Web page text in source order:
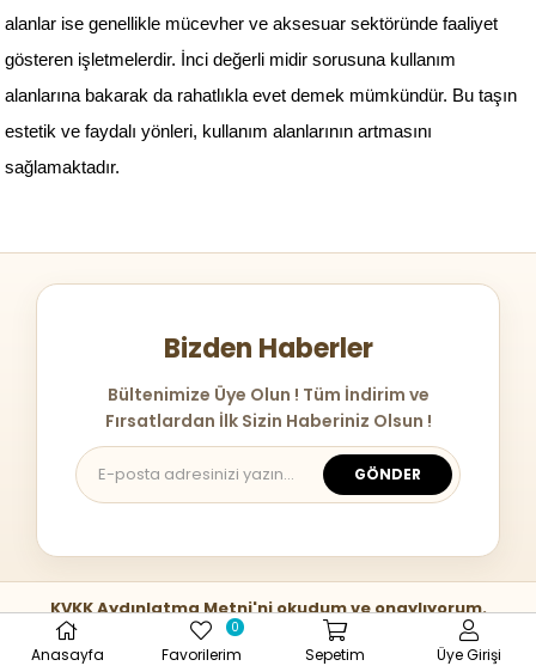
alanlar ise genellikle mücevher ve aksesuar sektöründe faaliyet
gösteren işletmelerdir. İnci değerli midir sorusuna kullanım
alanlarına bakarak da rahatlıkla evet demek mümkündür. Bu taşın
estetik ve faydalı yönleri, kullanım alanlarının artmasını
sağlamaktadır.
Bizden Haberler
Bültenimize Üye Olun ! Tüm İndirim ve
Fırsatlardan İlk Sizin Haberiniz Olsun !
GÖNDER
KVKK Aydınlatma Metni'ni okudum ve onaylıyorum.
Metni doldurarak Kampanya ve İndirimler ile alakalı mail bildirimi
Anasayfa Favorilerim
0
Sepetim Üye Girişi